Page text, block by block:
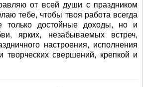
от всей души с праздником
тебе, чтобы твоя работа всегда
только достойные доходы, но и
ярких, незабываемых встреч,
настроения, исполнения
творческих свершений, крепкой и